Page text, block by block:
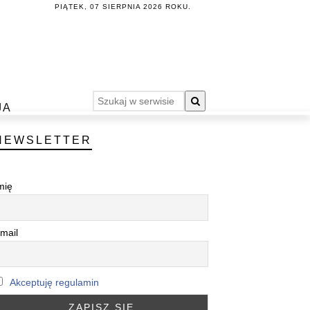
PIĄTEK, 07 SIERPNIA 2026 ROKU.
Akceptuję regulamin